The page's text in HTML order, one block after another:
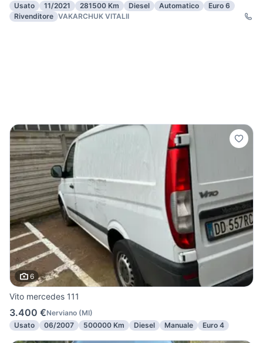
Usato
11/2021 281500 Km Diesel Automatico
Euro 6
Rivenditore VAKARCHUK VITALII
6
Vito mercedes 111
3.400 €Nerviano (MI)
Usato
06/2007 500000 Km Diesel Manuale Euro 4